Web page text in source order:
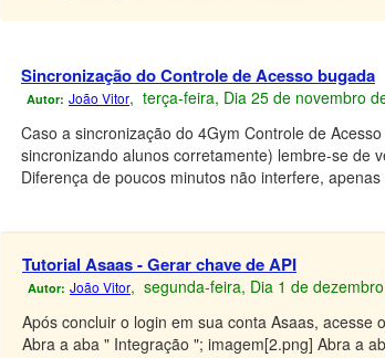
Sincronização do Controle de Acesso bugada
Autor: João Vitor, terça-feira, Dia 25 de novembro
Caso a sincronização do 4Gym Controle de
sincronizando alunos corretamente) lembre-se de
Diferença de poucos minutos não interfere,
Tutorial Asaas - Gerar chave de API
Autor: João Vitor, segunda-feira, Dia 1 de
Após concluir o login em sua conta Asaas,
Abra a aba " Integração "; imagem[2.png] Abra a